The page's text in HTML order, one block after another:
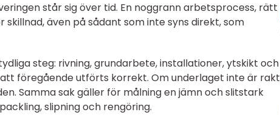
står sig över tid. En noggrann arbetsprocess, rätt
även på sådant som inte syns direkt, som
steg: rivning, grundarbete, installationer, ytskikt och
föregående utförts korrekt. Om underlaget inte är rakt
Samma sak gäller för målning en jämn och slitstark
slipning och rengöring.